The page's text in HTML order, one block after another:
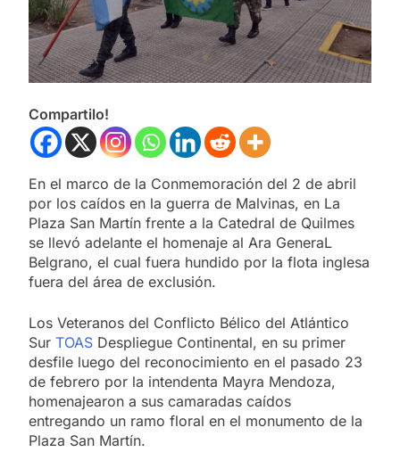
Compartilo!
En el marco de la Conmemoración del 2 de abril
por los caídos en la guerra de Malvinas, en La
Plaza San Martín frente a la Catedral de Quilmes
se llevó adelante el homenaje al Ara GeneraL
Belgrano, el cual fuera hundido por la flota inglesa
fuera del área de exclusión.
Los Veteranos del Conflicto Bélico del Atlántico
Sur TOAS Despliegue Continental, en su primer
desfile luego del reconocimiento en el pasado 23
de febrero por la intendenta Mayra Mendoza,
homenajearon a sus camaradas caídos
entregando un ramo floral en el monumento de la
Plaza San Martín.